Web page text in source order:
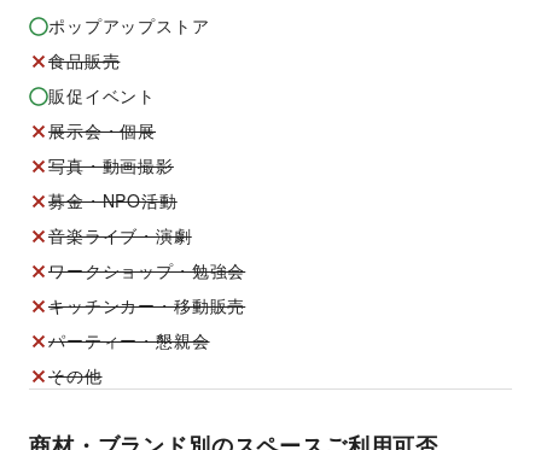
ポップアップストア
食品販売
販促イベント
展示会・個展
写真・動画撮影
募金・NPO活動
音楽ライブ・演劇
ワークショップ・勉強会
キッチンカー・移動販売
パーティー・懇親会
その他